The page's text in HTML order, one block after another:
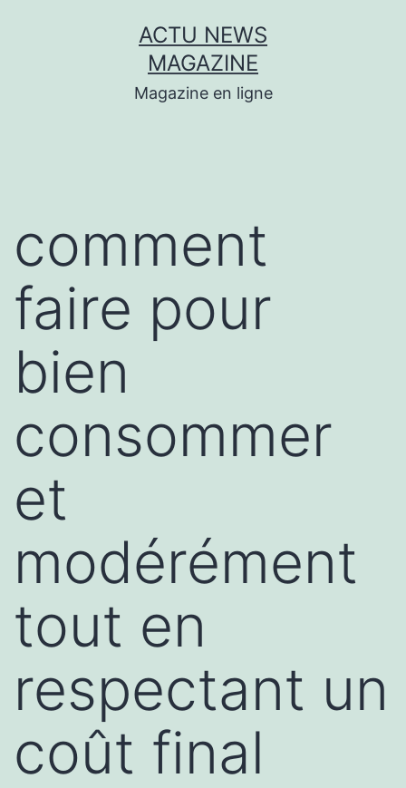
ACTU NEWS
MAGAZINE
Magazine en ligne
comment
faire pour
bien
consommer
et
modérément
tout en
respectant un
coût final